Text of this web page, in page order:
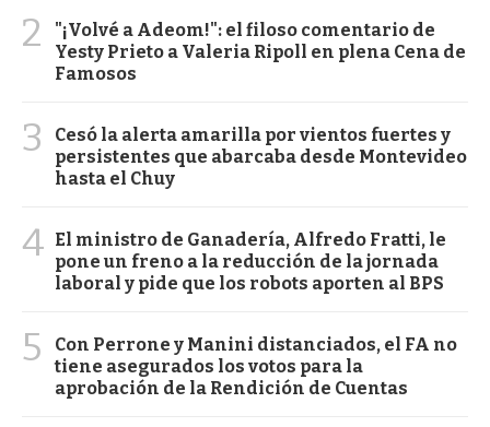
2
"¡Volvé a Adeom!": el filoso comentario de
Yesty Prieto a Valeria Ripoll en plena Cena de
Famosos
3
Cesó la alerta amarilla por vientos fuertes y
persistentes que abarcaba desde Montevideo
hasta el Chuy
4 El ministro de Ganadería, Alfredo Fratti, le
pone un freno a la reducción de la jornada
laboral y pide que los robots aporten al BPS
5
Con Perrone y Manini distanciados, el FA no
tiene asegurados los votos para la
aprobación de la Rendición de Cuentas